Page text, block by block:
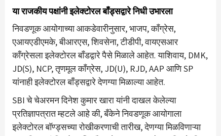
या राजकीय पक्षांनी इलेक्टोरल बाँड्सद्वारे निधी उभारला
निवडणूक आयोगाच्या आकडेवारीनुसार, भाजप, काँग्रेस,
एआयएडीएमके, बीआरएस, शिवसेना, टीडीपी, वायएसआर
काँग्रेसला इलेक्टोरल बाँडद्वारे पैसे मिळाले आहेत. याशिवाय, DMK,
JD(S), NCP, तृणमूल काँग्रेस, JD(U), RJD, AAP आणि SP
यांनाही इलेक्टोरल बाँड्सद्वारे देणग्या मिळाल्या आहेत.
SBI चे चेअरमन दिनेश कुमार खारा यांनी दाखल केलेल्या
प्रतिज्ञापत्रात म्हटले आहे की, बँकेने निवडणूक आयोगाला
इलेक्टोरल बॉण्ड्सच्या रोखीकरणाची तारीख, देणग्या मिळविणाऱ्या